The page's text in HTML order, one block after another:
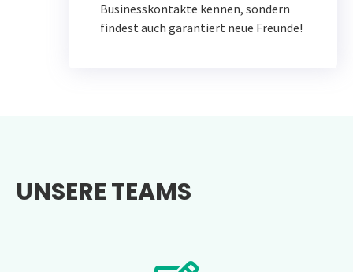
Businesskontakte kennen, sondern
findest auch garantiert neue Freunde!
UNSERE TEAMS